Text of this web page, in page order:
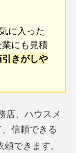
に入った
にも見積
引きがしや
店、ハウスメ
信頼できる
頼できます。